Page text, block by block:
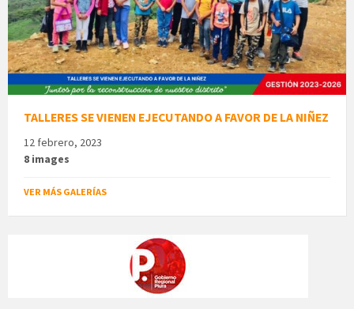
TALLERES SE VIENEN EJECUTANDO A FAVOR DE LA NIÑEZ
12 febrero, 2023
8 images
VER MÁS GALERÍAS